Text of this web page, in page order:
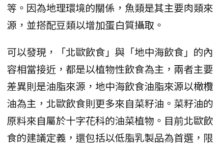
等。因為地理環境的關係，魚類是其主要肉類來
源，並搭配豆類以增加蛋白質攝取。
可以發現，「北歐飲食」與「地中海飲食」的內
容相當接近，都是以植物性飲食為主，兩者主要
差異則是油脂來源，地中海飲食油脂來源以橄欖
油為主，北歐飲食則更多來自菜籽油。菜籽油的
原料來自屬於十字花科的油菜植物。目前北歐飲
食的建議定義，還包括以低脂乳製品為首選，限